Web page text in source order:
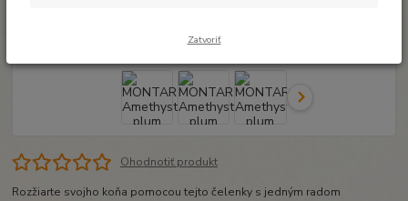
Ohodnotiť produkt
Rozžiarte svojho koňa pomocou tejto čelenky s jedným radom
Zatvoriť